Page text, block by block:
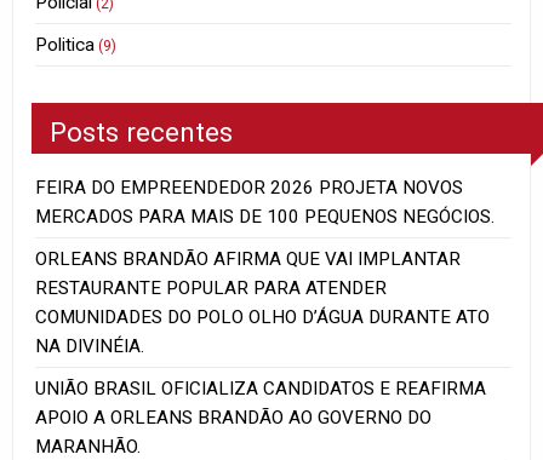
(2)
Politica (9)
Posts recentes
FEIRA DO EMPREENDEDOR 2026 PROJETA NOVOS
MERCADOS PARA MAIS DE 100 PEQUENOS NEGÓCIOS.
ORLEANS BRANDÃO AFIRMA QUE VAI IMPLANTAR
RESTAURANTE POPULAR PARA ATENDER
COMUNIDADES DO POLO OLHO D’ÁGUA DURANTE ATO
NA DIVINÉIA.
UNIÃO BRASIL OFICIALIZA CANDIDATOS E REAFIRMA
APOIO A ORLEANS BRANDÃO AO GOVERNO DO
MARANHÃO.